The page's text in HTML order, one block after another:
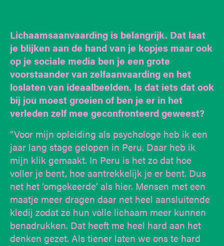
Lichaamsaanvaarding is belangrijk. Dat laat
je blijken aan de hand van je kopjes maar ook
op je sociale media ben je een grote
voorstaander van zelfaanvaarding en het
loslaten van ideaalbeelden. Is dat iets dat ook
bij jou moest groeien of ben je er in het
verleden zelf mee geconfronteerd geweest?
“Voor mijn opleiding als psychologe heb ik een
jaar lang stage gelopen in Peru. Daar heb ik
mijn klik gemaakt. In Peru is het zo dat hoe
voller je bent, hoe aantrekkelijk je er bent. Dus
net het ‘omgekeerde’ als hier. Mensen met een
maatje meer dragen daar net heel aansluitende
kledij zodat ze hun volle lichaam meer kunnen
benadrukken. Dat heeft me heel hard aan het
denken gezet. Als tiener laten we ons te hard